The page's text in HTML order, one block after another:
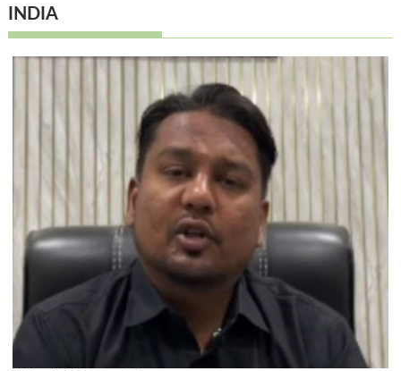
INDIA